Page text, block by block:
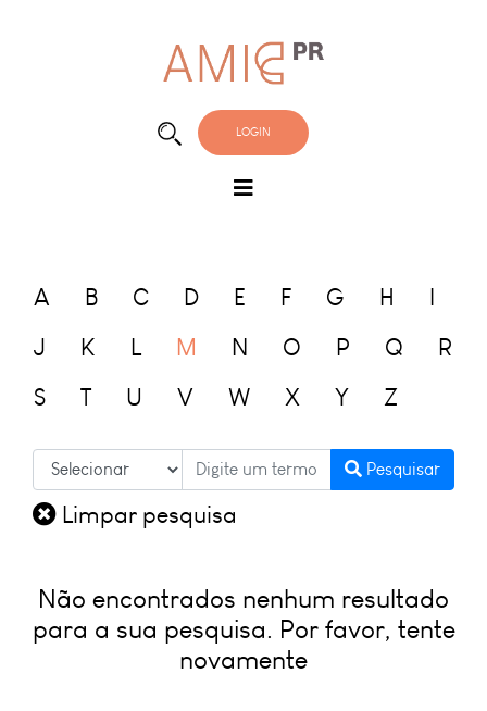
LOGIN
A B C D E F G H
I
J
K L M N O P Q
R
S
T U V W X Y Z
Pesquisar
Limpar pesquisa
Não encontrados nenhum resultado
para a sua pesquisa. Por favor, tente
novamente